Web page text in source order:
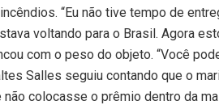
“Eu não tive tempo de
voltando para o Brasil. Agora
com o peso do objeto. “Você
Salles seguiu contando que o
colocasse o prêmio dentro da